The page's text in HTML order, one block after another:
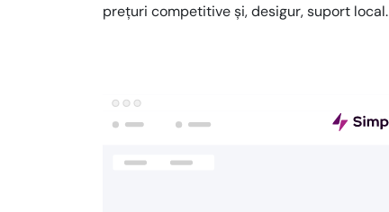
prețuri competitive și, desigur, suport local.